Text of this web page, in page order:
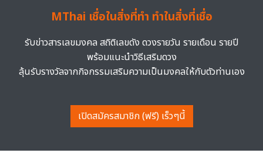
MThai เชื่อในสิ่งที่ทำ ทำในสิ่งที่เชื่อ
รับข่าวสารเลขมงคล สถิติเลขดัง ดวงรายวัน รายเดือน รายปี
พร้อมแนะนำวิธีเสริมดวง
ลุ้นรับรางวัลจากกิจกรรมเสริมความเป็นมงคลให้กับตัวท่านเอง
เปิดสมัครสมาชิก (ฟรี) เร็วๆนี้